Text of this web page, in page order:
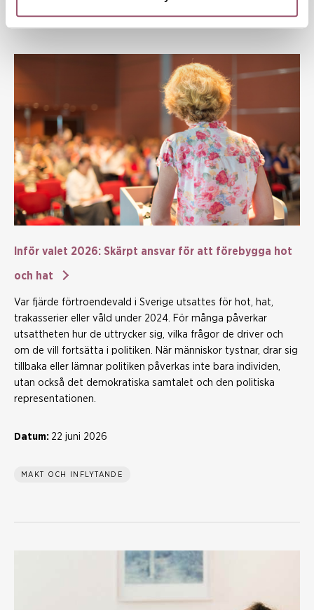
Inför valet 2026: Skärpt ansvar för att förebygga hot
och hat
Var fjärde förtroendevald i Sverige utsattes för hot, hat,
trakasserier eller våld under 2024. För många påverkar
utsattheten hur de uttrycker sig, vilka frågor de driver och
om de vill fortsätta i politiken. När människor tystnar, drar sig
tillbaka eller lämnar politiken påverkas inte bara individen,
utan också det demokratiska samtalet och den politiska
representationen.
Datum: 22 juni 2026
MAKT OCH INFLYTANDE